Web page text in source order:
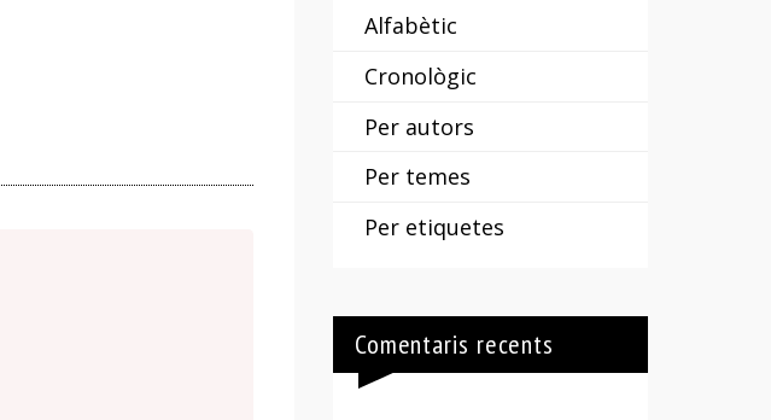
Alfabètic
Cronològic
Per autors
Per temes
Per etiquetes
Comentaris recents